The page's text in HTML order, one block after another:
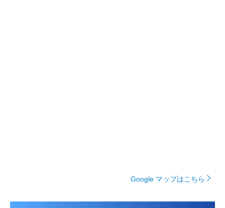
Google マップはこちら